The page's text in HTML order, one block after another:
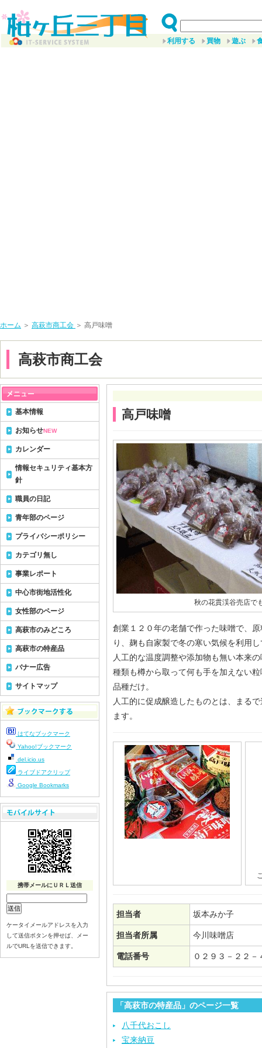
利用する 買物 遊ぶ
ホーム ＞ 高萩市商工会 ＞ 高戸味噌
高萩市商工会
高戸味噌
秋の花貫渓谷売店で
創業１２０年の老舗で作った味噌で、
り、麹も自家製で冬の寒い気候を利用
人工的な温度調整や添加物も無い本来
種類も樽から取って何も手を加えない
品種だけ。
人工的に促成醸造したものとは、まる
ます。
担当者 坂本みか子
担当者所属 今川味噌店
電話番号 ０２９３－２２－
「高萩市の特産品」のページ一覧
八千代おこし
宝来納豆
基本情報
お知らせNEW
カレンダー
情報セキュリティ基本方
針
職員の日記
青年部のページ
プライバシーポリシー
カテゴリ無し
事業レポート
中心市街地活性化
女性部のページ
高萩市のみどころ
高萩市の特産品
バナー広告
サイトマップ
はてなブックマーク
Yahoo!ブックマーク
del.icio.us
ライブドアクリップ
Google Bookmarks
携帯メールにＵＲＬ送信
ケータイメールアドレスを入力
して送信ボタンを押せば、メー
ルでURLを送信できます。